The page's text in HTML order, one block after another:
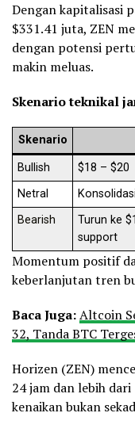
Dengan kapitalisasi
$331.41 juta, ZEN
dengan potensi
makin meluas.
Skenario teknikal
Skenario
Bullish
$18 – $20
Netral
Bearish
Turun ke
support
Momentum positif
keberlanjutan tren
Baca Juga:Altcoin
32, Tanda BTC
Horizen (ZEN)
24 jam dan lebih
kenaikan bukan